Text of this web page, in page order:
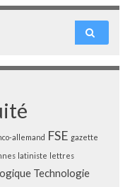
allemand FSE gazette
latiniste lettres
Technologie